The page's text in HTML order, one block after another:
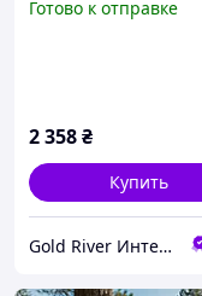
Готово к отправке
2 358₴
Купить
Gold River Интернет магазин